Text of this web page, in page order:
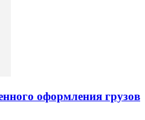
оформления грузов